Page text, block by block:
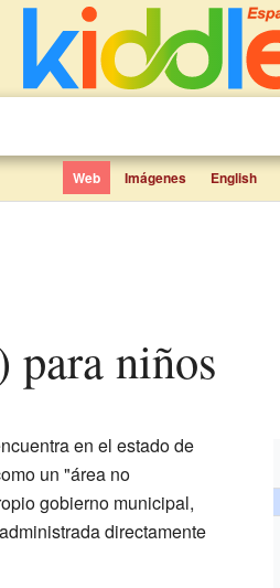
Web Imágenes English
para niños
en el estado de
un "área no
gobierno municipal,
directamente